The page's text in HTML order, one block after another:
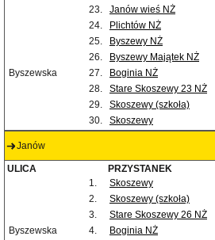
23.
Janów wieś NŻ
24.
Plichtów NŻ
25.
Byszewy NŻ
26.
Byszewy Majątek NŻ
Byszewska
27. Boginia NŻ
28.
Stare Skoszewy 23 NŻ
29.
Skoszewy (szkoła)
30.
Skoszewy
Janów
ULICA PRZYSTANEK
1.
Skoszewy
2.
Skoszewy (szkoła)
3.
Stare Skoszewy 26 NŻ
Byszewska
4. Boginia NŻ